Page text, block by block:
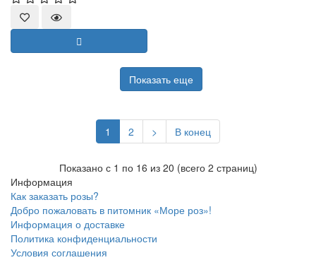
Показать еще
1 2 > В конец
Показано с 1 по 16 из 20 (всего 2 страниц)
Информация
Как заказать розы?
Добро пожаловать в питомник «Море роз»!
Информация о доставке
Политика конфиденциальности
Условия соглашения